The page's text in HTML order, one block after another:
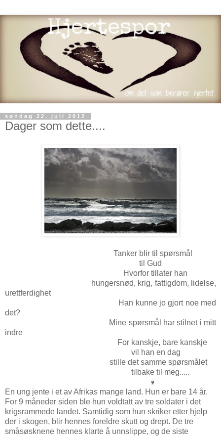
søndag 22. juli 2012
Dager som dette....
Tanker blir til spørsmål
til Gud
Hvorfor tillater han
hungersnød, krig, fattigdom, lidelse,
urettferdighet
Han kunne jo gjort noe med
det?
Mine spørsmål har stilnet i mitt
indre
For kanskje, bare kanskje
vil han en dag
stille det samme spørsmålet
tilbake til meg.....
♥
En ung jente i et av Afrikas mange land. Hun er bare 14 år.
For 9 måneder siden ble hun voldtatt av tre soldater i det
krigsrammede landet. Samtidig som hun skriker etter hjelp
der i skogen, blir hennes foreldre skutt og drept. De tre
småsøsknene hennes klarte å unnslippe, og de siste